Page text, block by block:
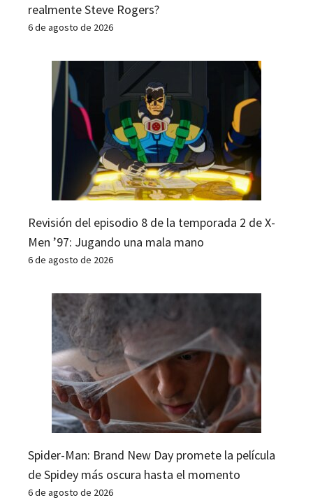
realmente Steve Rogers?
6 de agosto de 2026
Revisión del episodio 8 de la temporada 2 de X-
Men ’97: Jugando una mala mano
6 de agosto de 2026
Spider-Man: Brand New Day promete la película
de Spidey más oscura hasta el momento
6 de agosto de 2026